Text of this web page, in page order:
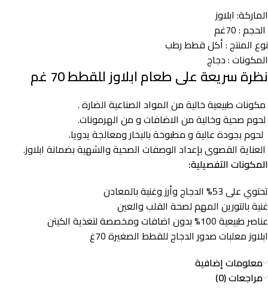
الماركة: ابلاوز
الحجم : 70غم
نوع المنتج : أكل قطط رطب
المكونات : دجاج
نظرة سريعة على طعام ابلاوز للقطط 70 غم
مكونات طبيعية خالية من المواد الصناعية الضارة .
لحوم صحية وخالية من الاضافات و من الهرمونات.
لحوم بجودة عالية و مطبوخة بالبخار ومعالجة يدويا.
العناية القصوى بإعداد الوصفات الصحية والشهية بضمانة ابلاوز.
المكونات التفصيلية:
تحتوي على 53% الدجاج وأرز وغنية بالمعادن
غنية بالتورين المهم لصحة القلب والعين
عناصر طبيعية 100% بدون اضافات ومخصصة لتغذية الكيتن
ابلاوز معلبات صدور الدجاج للقطط الصغيرة 70غ
معلومات إضافية
مراجعات (0)